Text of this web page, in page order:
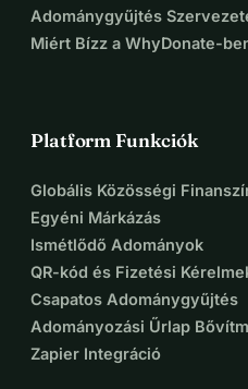
Adománygyűjtés
Miért Bízz a WhyDonate-
Platform Funkciók
Globális Közösségi
Egyéni Márkázás
Ismétlődő Adományok
QR-kód és Fizetési
Csapatos Adománygyűjtés
Adományozási Űrlap
Zapier Integráció